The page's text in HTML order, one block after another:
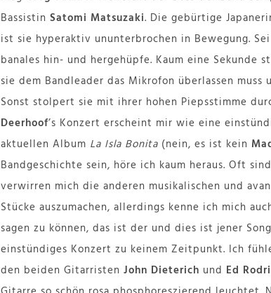
Bassistin Satomi Matsuzaki. Die gebürtige
ist sie hyperaktiv ununterbrochen in Bewegung.
banales hin- und hergehüpfe. Kaum eine
sie dem Bandleader das Mikrofon überlassen
Sonst stolpert sie mit ihrer hohen Piepsstimme
Deerhoof’s Konzert erscheint mir wie eine
aktuellen Album La Isla Bonita (nein, es ist kein
Bandgeschichte sein, höre ich kaum heraus. Oft
verwirren mich die anderen musikalischen und
Stücke auszumachen, allerdings kenne ich mich
sagen zu können, das ist der und dies ist jener
einstündiges Konzert zu keinem Zeitpunkt. Ich
den beiden Gitarristen John Dieterich und Ed